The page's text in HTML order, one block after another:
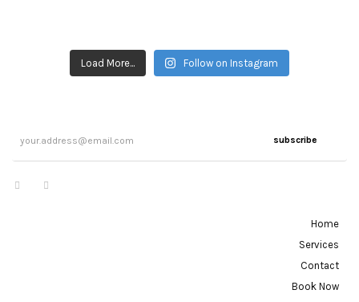
Load More... Follow on Instagram
subscribe
Home
Services
Contact
Book Now